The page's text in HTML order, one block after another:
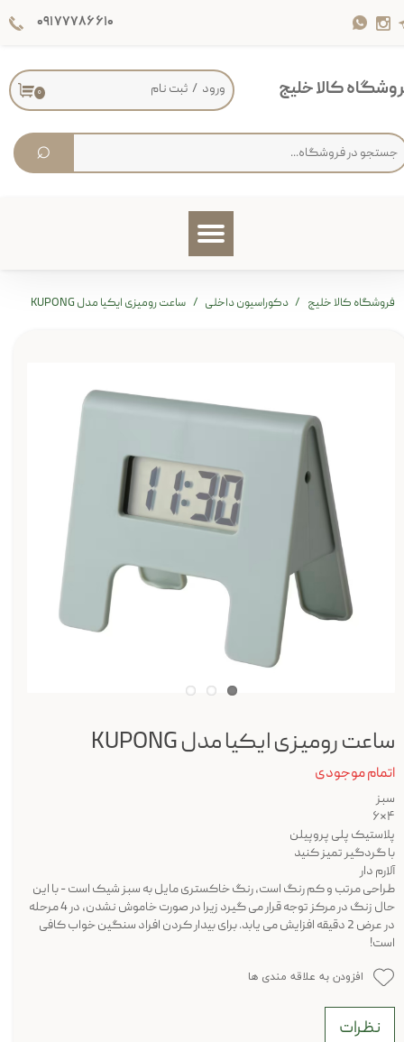
⌕
۰۹۱۷۷۷۸۶۶۱۰
۰ ورود / ثبت نام
تغییر گذر واژه
خروج از حساب کاربری
کالا خلیج
فروشگاه کالا خلیج دکوراسیون داخلی ساعت رومیزی ایکیا مدل KUPONG
ساعت رومیزی ایکیا مدل KUPONG
اتمام موجودی
سبز
۴*۶
پلاستیک پلی پروپیلن
با گردگیر تمیز کنید
آلارم دار
طراحی مرتب و کم رنگ است، رنگ خاکستری مایل به سبز شیک است - با این
حال زنگ در مرکز توجه قرار می گیرد زیرا در صورت خاموش نشدن، در 4 مرحله
در عرض 2 دقیقه افزایش می یابد. برای بیدار کردن افراد سنگین خواب کافی
است!
افزودن به علاقه مندی ها
نظرات